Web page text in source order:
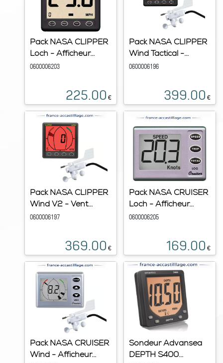
Pack NASA CLIPPER
Loch - Afficheur...
0600006203
225.00 €
Pack NASA CLIPPER
Wind Tactical -...
0600006196
399.00 €
Pack NASA CLIPPER
Wind V2 - Vent...
0600006197
369.00 €
Pack NASA CRUISER
Loch - Afficheur...
0600006205
169.00 €
Pack NASA CRUISER
Wind - Afficheur...
Sondeur Advansea
DEPTH S400...